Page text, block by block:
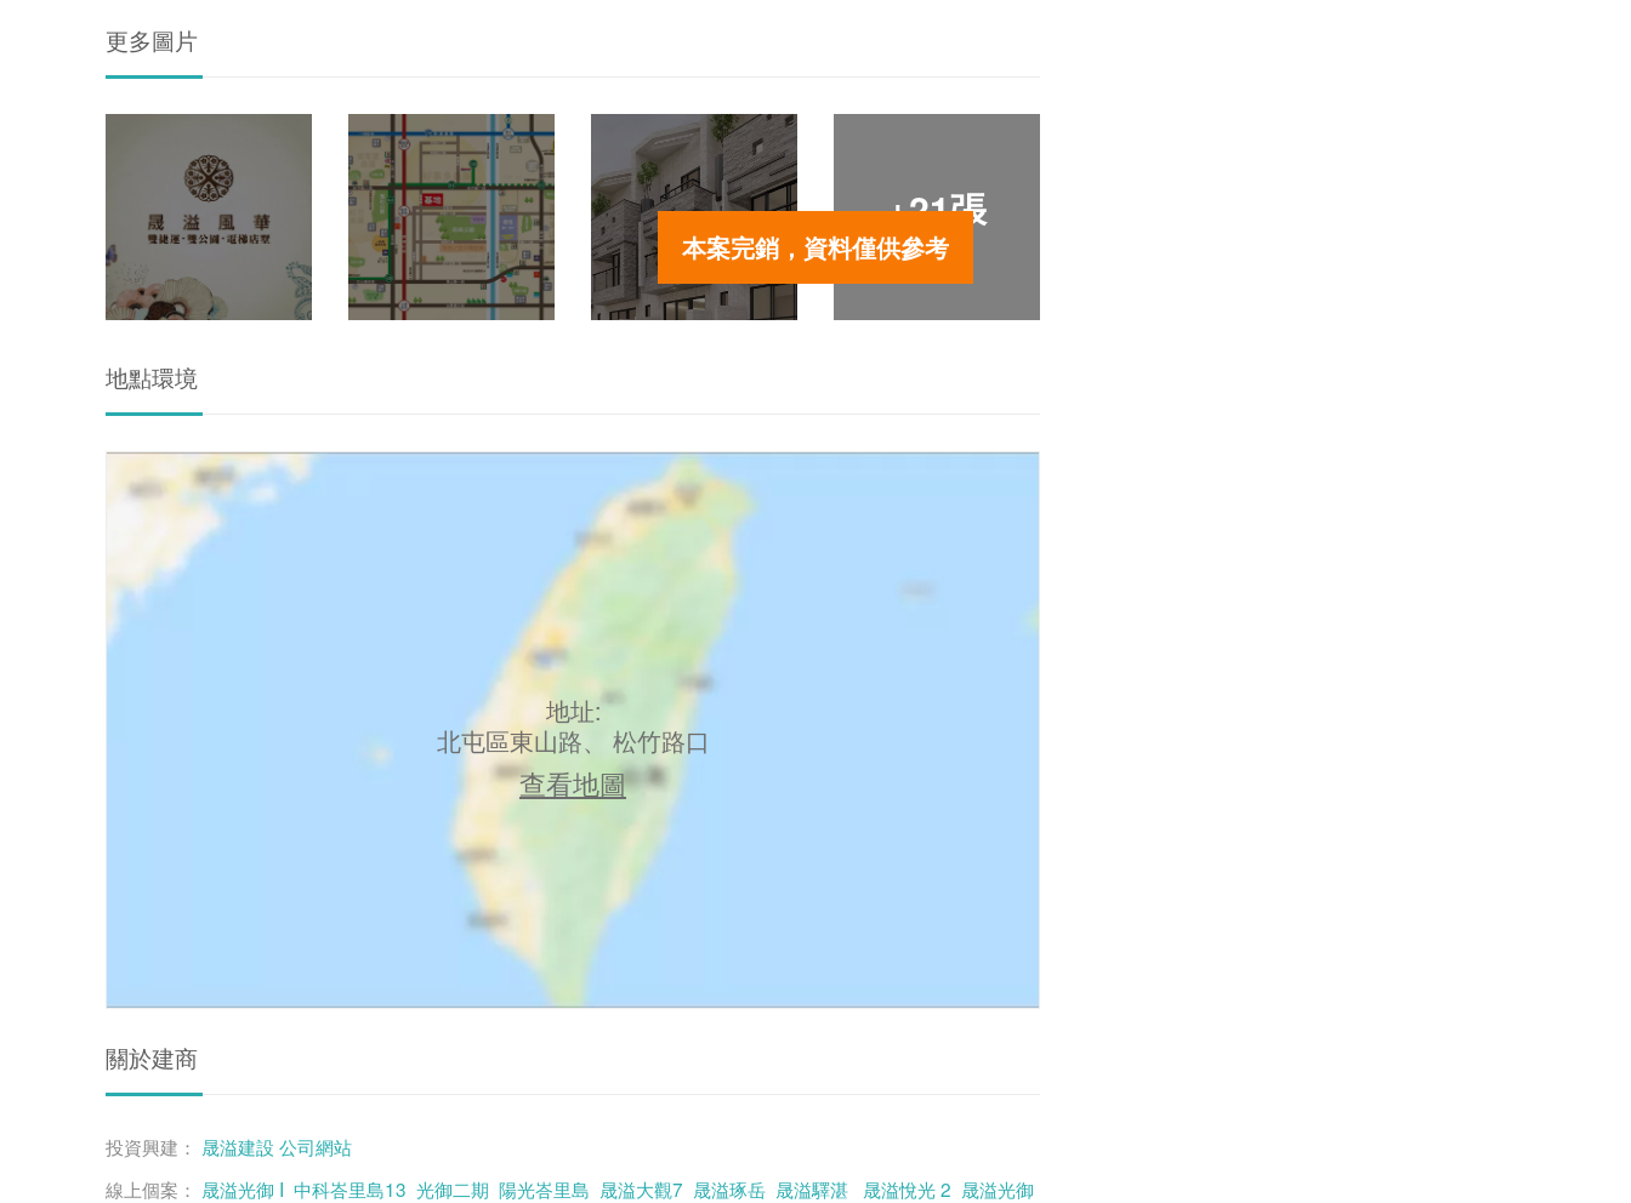
本案完銷，資料僅供參考
更多圖片
+21張
地點環境
地址:
北屯區東山路、 松竹路口
查看地圖
關於建商
投資興建： 晟溢建設 公司網站
線上個案： 晟溢光御 I 中科峇里島13 光御二期 陽光峇里島 晟溢大觀7 晟溢琢岳 晟溢驛湛 晟溢悅光 2 晟溢光御